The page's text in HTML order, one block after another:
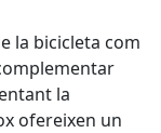
la bicicleta com
la
ofereixen un